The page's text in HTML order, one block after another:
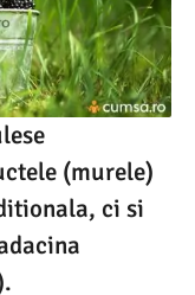
(murele)
ci si